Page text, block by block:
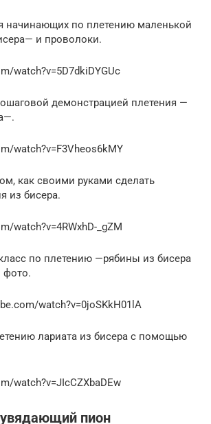
начинающих по плетению маленькой
и проволоки.
watch?v=5D7dkiDYGUc
демонстрацией плетения —
watch?v=F3Vheos6kMY
как своими руками сделать
из бисера.
watch?v=4RWxhD-_gZM
по плетению —рябины из бисера
watch?v=0joSKkH01lA
лариата из бисера с помощью
watch?v=JIcCZXbaDEw
пион